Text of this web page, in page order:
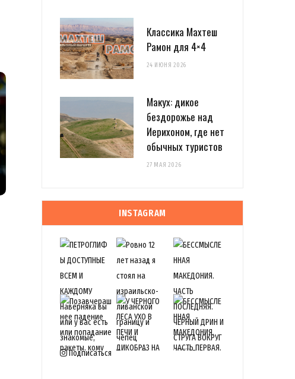
Классика Махтеш
Рамон для 4×4
24 ИЮНЯ 2026
Макух: дикое
бездорожье над
Иерихоном, где нет
обычных туристов
27 МАЯ 2026
INSTAGRAM
Подписаться